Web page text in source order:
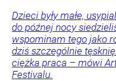
Dzieci były małe,
do późnej nocy
wspominam tego jako
dziś szczególnie
ciężka praca – mówi
Festivalu.